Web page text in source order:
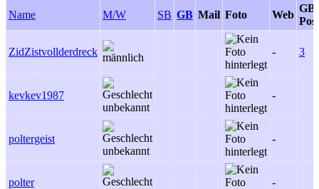
Name M/W SB GB Mail Foto Web
GB-
ZidZistvollderdreck - 3
kevkev1987 -
poltergeist -
polter -